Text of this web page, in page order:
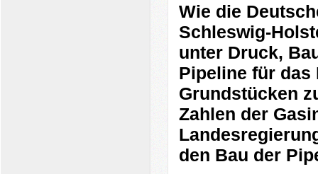
Wie die
Schleswig-
unter Druck,
Pipeline für das
Grundstücken
Zahlen der
den Bau der